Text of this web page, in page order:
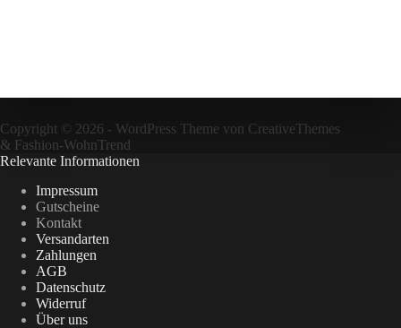
Copyright © 2026 - WordPress Theme von CreativeThemes
& Fashion-WohnTrend
Relevante Informationen
Impressum
Gutscheine
Kontakt
Versandarten
Zahlungen
AGB
Datenschutz
Widerruf
Über uns